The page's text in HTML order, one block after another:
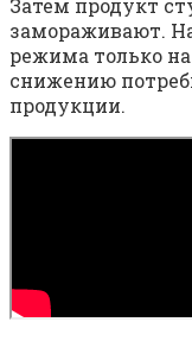
замораживают.
режима только
снижению
продукции.